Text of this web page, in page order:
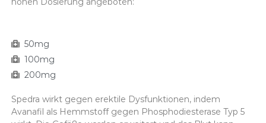
50mg
100mg
200mg
Spedra wirkt gegen erektile Dysfunktionen, indem
Avanafil als Hemmstoff gegen Phosphodiesterase Typ 5